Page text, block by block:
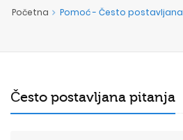
Početna Pomoć - Često
Često postavljana pitanja